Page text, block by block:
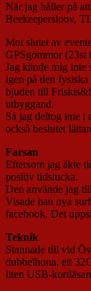
När jag håller på
Beekeepersloov,
Mot slutet av
GPSgömmor (23st
Jag kände mig inte
igen på den
bjuden till
utbyggand.
Så jag deltog inte i
också beslutet
Farsan
Eftersom jag åkte
positiv tidslucka.
Den använde jag
Visade han nya
facebook. Det
Teknik
Stannade till vid
dubbelhona, ett
liten USB-